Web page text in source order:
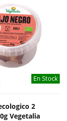
En Stock
2
Vegetalia